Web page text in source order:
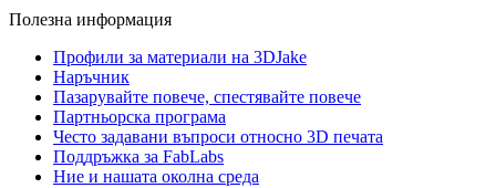
Полезна информация
Профили за материали на 3DJake
Наръчник
Пазарувайте повече, спестявайте повече
Партньорска програма
Често задавани въпроси относно 3D печата
Поддръжка за FabLabs
Ние и нашата околна среда